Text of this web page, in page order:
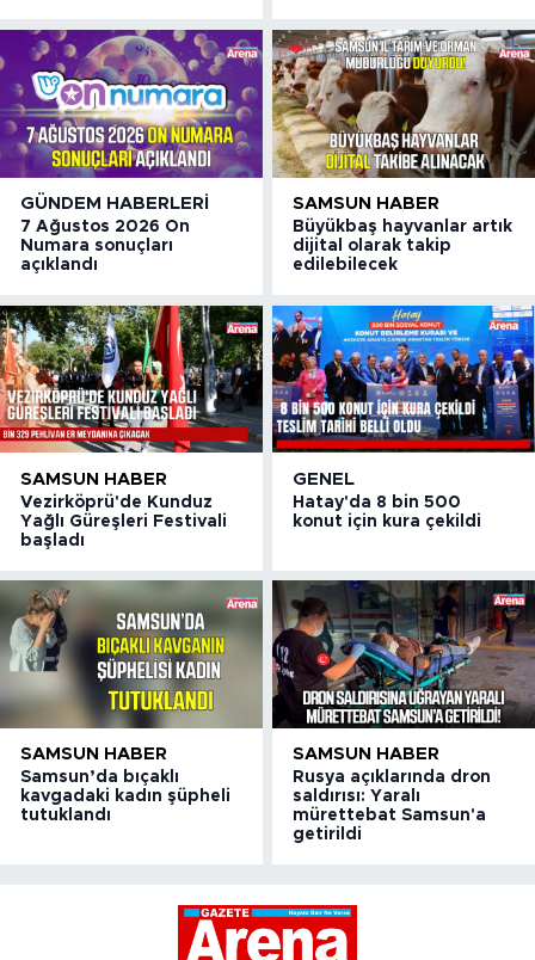
GÜNDEM HABERLERI
7 Ağustos 2026 On
Numara sonuçları
açıklandı
SAMSUN HABER
Büyükbaş hayvanlar artık
dijital olarak takip
edilebilecek
SAMSUN HABER
Vezirköprü'de Kunduz
Yağlı Güreşleri Festivali
başladı
GENEL
Hatay'da 8 bin 500
konut için kura çekildi
SAMSUN HABER
Samsun’da bıçaklı
kavgadaki kadın şüpheli
tutuklandı
SAMSUN HABER
Rusya açıklarında dron
saldırısı: Yaralı
mürettebat Samsun'a
getirildi